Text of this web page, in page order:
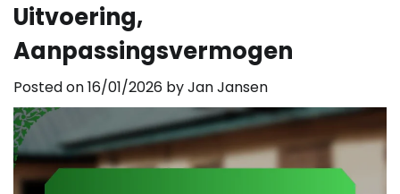
Uitvoering,
Aanpassingsvermogen
Posted on16/01/2026 byJan Jansen